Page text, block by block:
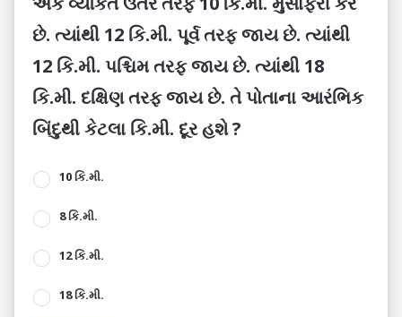
છે. ત્યાંથી 12 કિ.મી. પૂર્વ તરફ જાય છે. ત્યાંથી
12 કિ.મી. પશ્ચિમ તરફ જાય છે. ત્યાંથી 18
કિ.મી. દક્ષિણ તરફ જાય છે. તે પોતાના આરંભિક
બિંદુથી કેટલા કિ.મી. દૂર હશે ?
10 કિ.મી.
8 કિ.મી.
12 કિ.મી.
18 કિ.મી.